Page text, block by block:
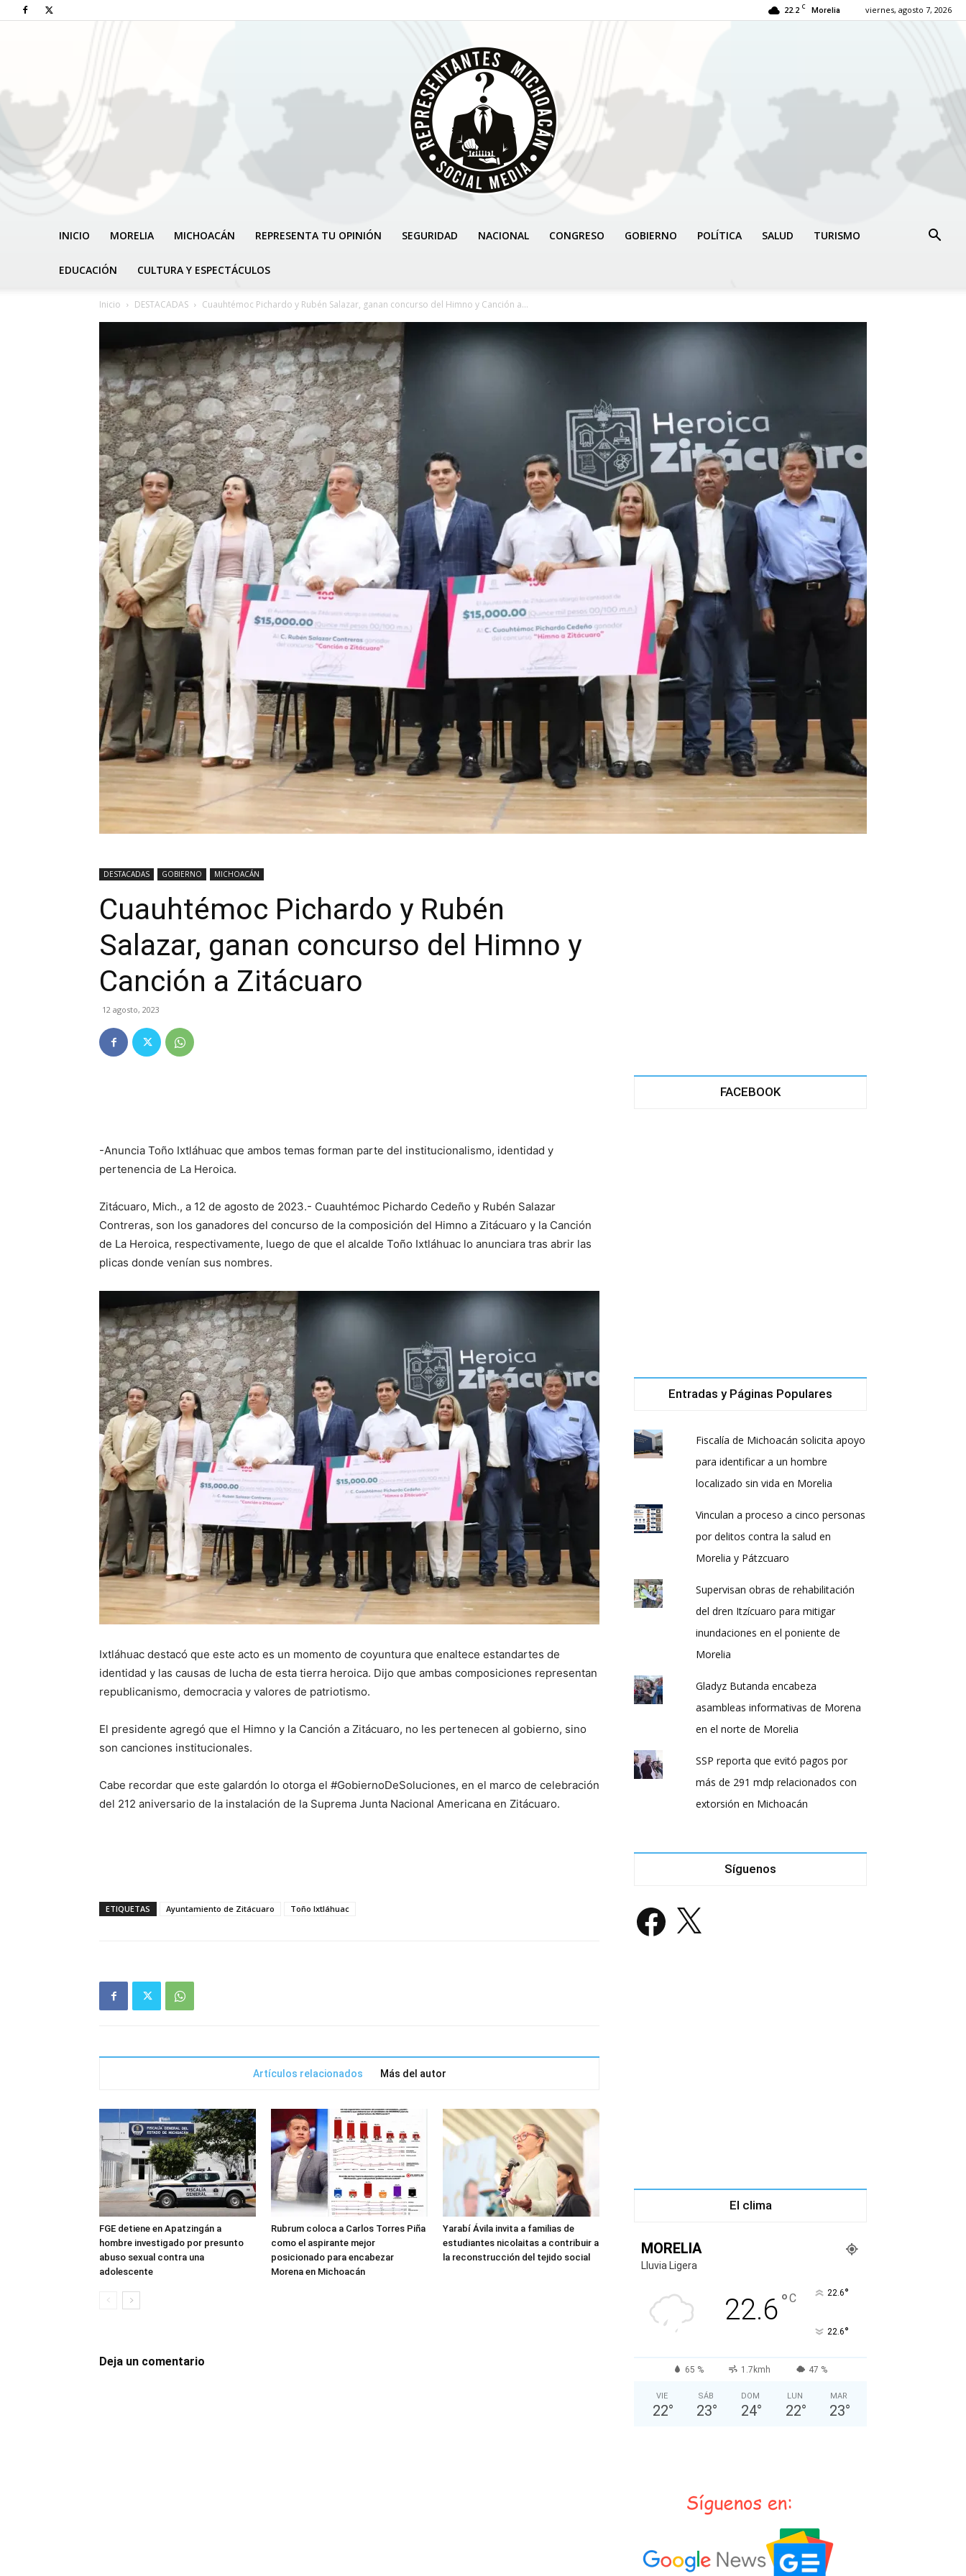
22.2 C Morelia viernes, agosto 7, 2026
MEDIA
INICIO MORELIA MICHOACÁN REPRESENTA TU OPINIÓN SEGURIDAD NACIONAL CONGRESO GOBIERNO POLÍTICA SALUD TURISMO
EDUCACIÓN CULTURA Y ESPECTÁCULOS
Inicio DESTACADAS Cuauhtémoc Pichardo y Rubén Salazar, ganan concurso del Himno y Canción a...
DESTACADAS GOBIERNO MICHOACÁN
Cuauhtémoc Pichardo y Rubén
Salazar, ganan concurso del Himno y
Canción a Zitácuaro
12 agosto, 2023
-Anuncia Toño Ixtláhuac que ambos temas forman parte del institucionalismo, identidad y
pertenencia de La Heroica.
Zitácuaro, Mich., a 12 de agosto de 2023.- Cuauhtémoc Pichardo Cedeño y Rubén Salazar
Contreras, son los ganadores del concurso de la composición del Himno a Zitácuaro y la Canción
de La Heroica, respectivamente, luego de que el alcalde Toño Ixtláhuac lo anunciara tras abrir las
plicas donde venían sus nombres.
Ixtláhuac destacó que este acto es un momento de coyuntura que enaltece estandartes de
identidad y las causas de lucha de esta tierra heroica. Dijo que ambas composiciones representan
republicanismo, democracia y valores de patriotismo.
El presidente agregó que el Himno y la Canción a Zitácuaro, no les pertenecen al gobierno, sino
son canciones institucionales.
Cabe recordar que este galardón lo otorga el #GobiernoDeSoluciones, en el marco de celebración
del 212 aniversario de la instalación de la Suprema Junta Nacional Americana en Zitácuaro.
ETIQUETAS Ayuntamiento de Zitácuaro Toño Ixtláhuac
Artículos relacionados Más del autor
FGE detiene en Apatzingán a
hombre investigado por presunto
abuso sexual contra una
adolescente
Rubrum coloca a Carlos Torres Piña
como el aspirante mejor
posicionado para encabezar
Morena en Michoacán
Yarabí Ávila invita a familias de
estudiantes nicolaitas a contribuir a
la reconstrucción del tejido social
Deja un comentario
FACEBOOK
Entradas y Páginas Populares
Fiscalía de Michoacán solicita apoyo
para identificar a un hombre
localizado sin vida en Morelia
Vinculan a proceso a cinco personas
por delitos contra la salud en
Morelia y Pátzcuaro
Supervisan obras de rehabilitación
del dren Itzícuaro para mitigar
inundaciones en el poniente de
Morelia
Gladyz Butanda encabeza
asambleas informativas de Morena
en el norte de Morelia
SSP reporta que evitó pagos por
más de 291 mdp relacionados con
extorsión en Michoacán
Síguenos
Facebook
El clima
MORELIA
Lluvia Ligera
22.6°C 22.6°
22.6°
65 % 1.7kmh 47 %
VIE
22°
SÁB
23°
DOM
24°
LUN
22°
MAR
23°